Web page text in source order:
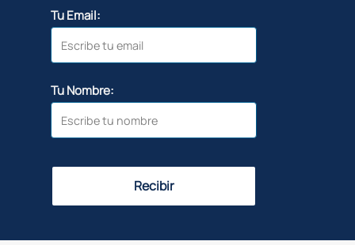
Tu Email:
Tu Nombre:
Recibir